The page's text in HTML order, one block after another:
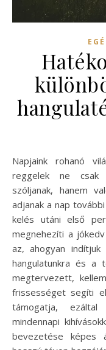
Napjaink rohanó világában különösen fontos, hogy a
reggelek ne csak
szóljanak, hanem
adjanak a nap
kelés utáni első
megnehezíti a
az, ahogyan
hangulatunkra és a
megtervezett,
frissességet segíti
támogatja,
mindennapi
bevezetése képes